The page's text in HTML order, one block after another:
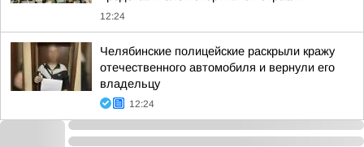
12:24
Челябинские полицейские раскрыли кражу
отечественного автомобиля и вернули его
владельцу
12:24